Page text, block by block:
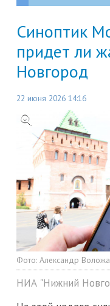
Синоптик
придет ли
Новгород
22 июня 2026 14:16
Фото: Александр
НИА "Нижний